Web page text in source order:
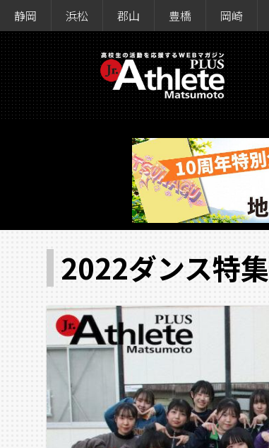
静岡 浜松 郡山 豊橋 岡崎
2022ダンス特集